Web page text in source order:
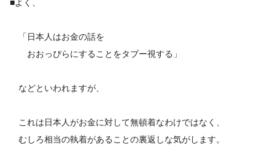
■よく、
「日本人はお金の話を
おおっぴらにすることをタブー視する」
などといわれますが、
これは日本人がお金に対して無頓着なわけではなく、
むしろ相当の執着があることの裏返しな気がします。